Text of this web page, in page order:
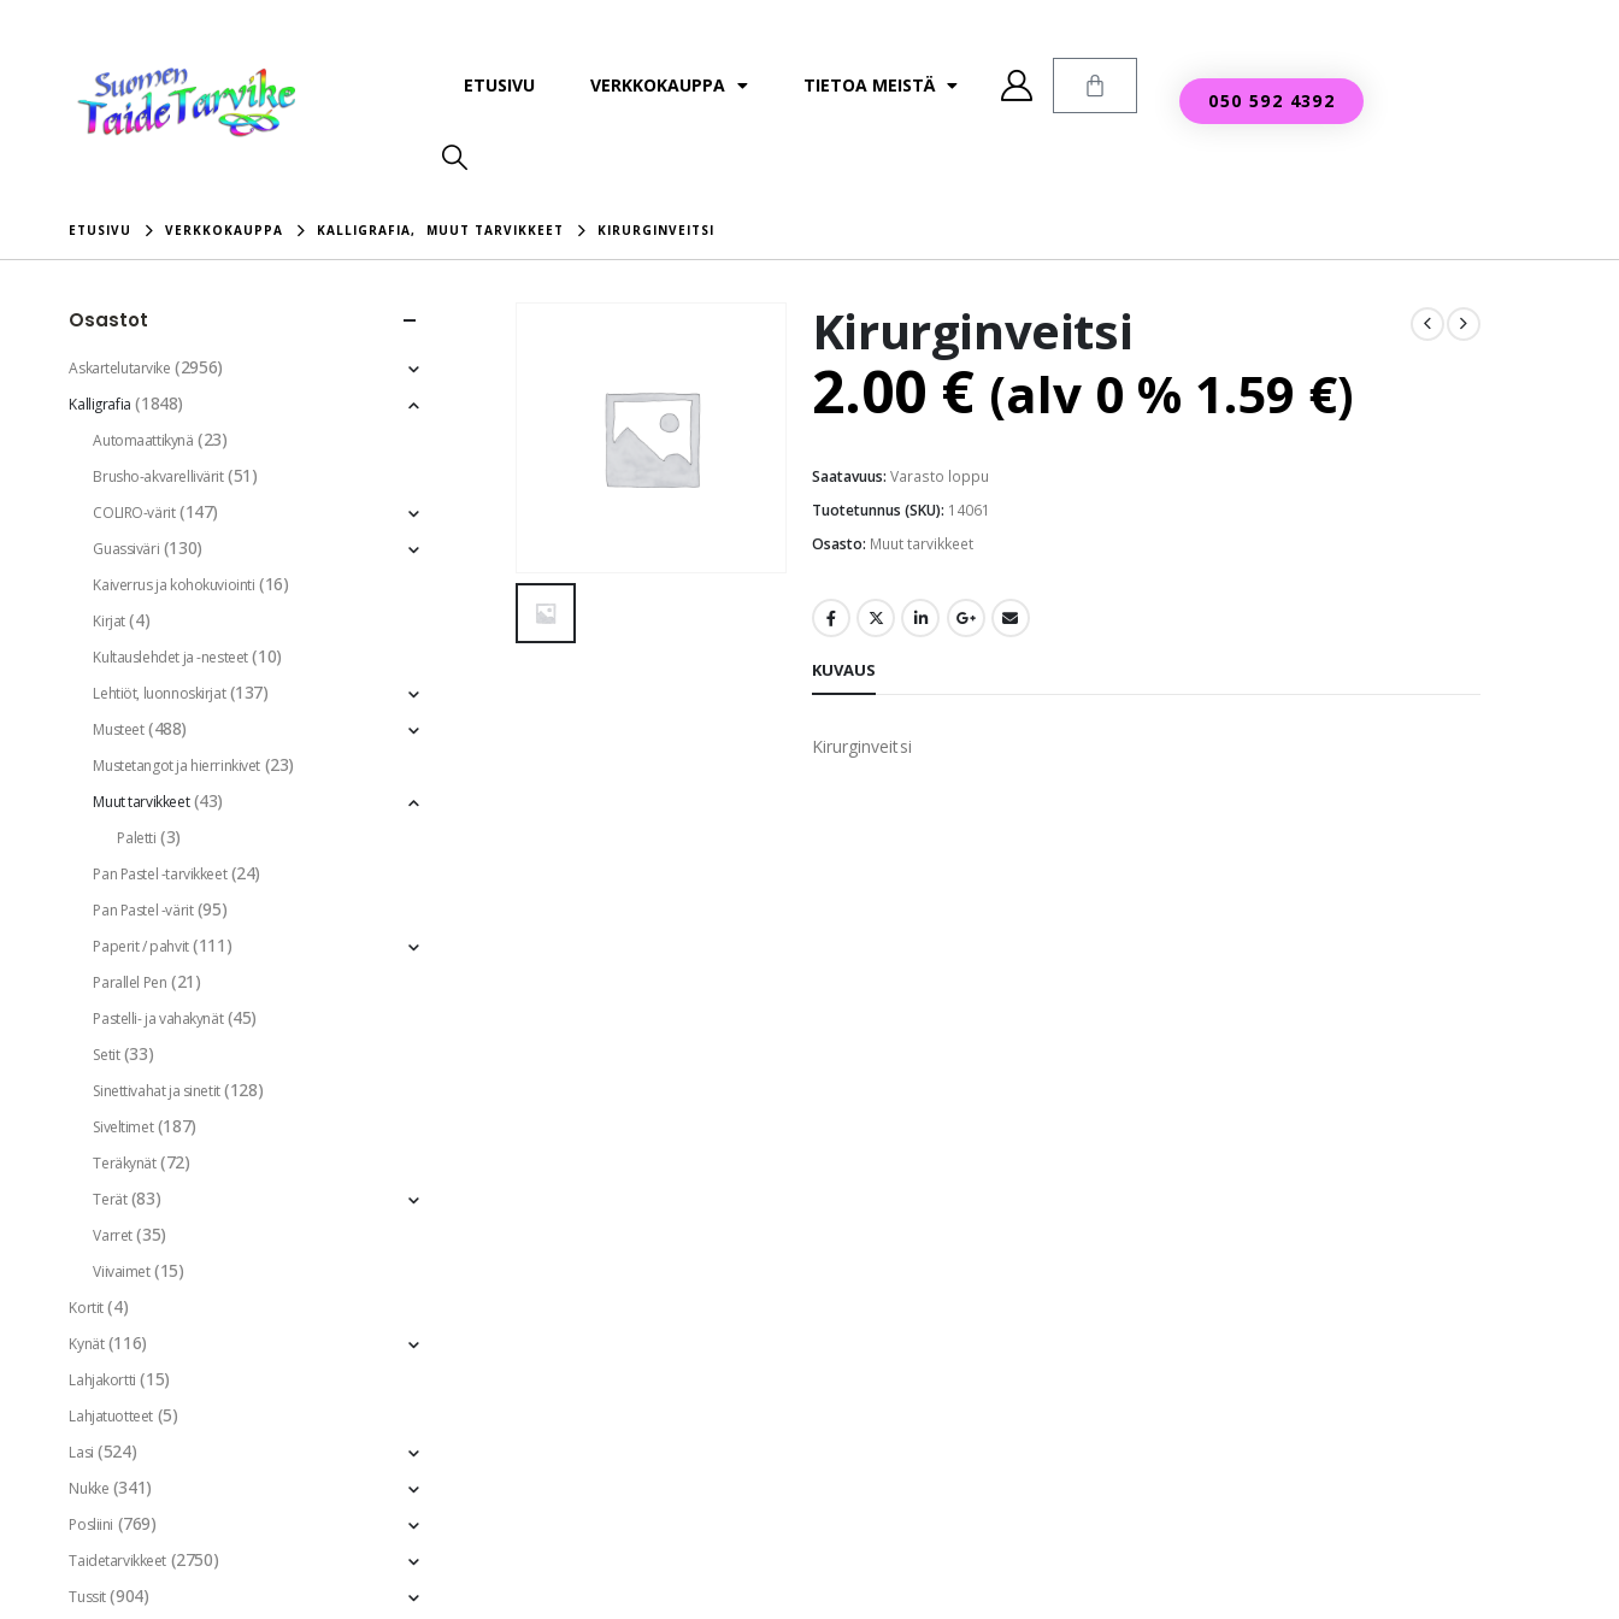
ETUSIVU VERKKOKAUPPA TIETOA MEISTÄ
050 592 4392
ETUSIVU VERKKOKAUPPA KALLIGRAFIA, MUUT TARVIKKEET KIRURGINVEITSI
Kirurginveitsi
2.00 € (alv 0 % 1.59 €)
Saatavuus: Varasto loppu
Tuotetunnus (SKU): 14061
Osasto: Muut tarvikkeet
KUVAUS
Kirurginveitsi
Osastot
Askartelutarvike (2956)
Kalligrafia (1848)
Automaattikynä (23)
Brusho-akvarellivärit (51)
COLIRO-värit (147)
Guassiväri (130)
Kaiverrus ja kohokuviointi (16)
Kirjat (4)
Kultauslehdet ja -nesteet (10)
Lehtiöt, luonnoskirjat (137)
Musteet (488)
Mustetangot ja hierrinkivet (23)
Muut tarvikkeet (43)
Paletti (3)
Pan Pastel -tarvikkeet (24)
Pan Pastel -värit (95)
Paperit / pahvit (111)
Parallel Pen (21)
Pastelli- ja vahakynät (45)
Setit (33)
Sinettivahat ja sinetit (128)
Siveltimet (187)
Teräkynät (72)
Terät (83)
Varret (35)
Viivaimet (15)
Kortit (4)
Kynät (116)
Lahjakortti (15)
Lahjatuotteet (5)
Lasi (524)
Nukke (341)
Posliini (769)
Taidetarvikkeet (2750)
Tussit (904)